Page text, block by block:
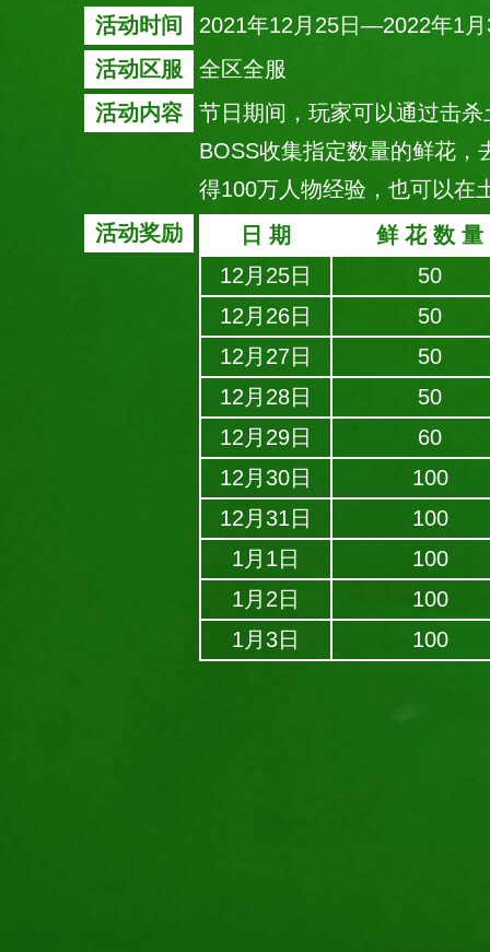
活动时间
2021年12月25日—2022年1
活动区服
全区全服
活动内容
节日期间，玩家可以通过击
BOSS收集指定数量的鲜花，
得100万人物经验，也可以在
活动奖励
日 期
鲜 花 数 量
12月25日
50
12月26日
50
12月27日
50
12月28日
50
12月29日
60
12月30日
100
12月31日
100
1月1日
100
1月2日
100
1月3日
100